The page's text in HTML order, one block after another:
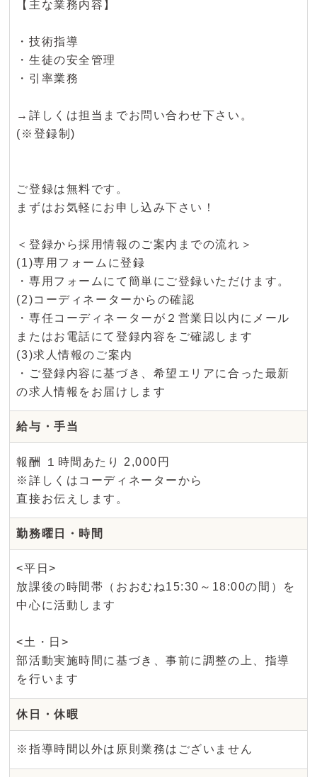
【主な業務内容】
・技術指導
・生徒の安全管理
・引率業務
→詳しくは担当までお問い合わせ下さい。
(※登録制)
ご登録は無料です。
まずはお気軽にお申し込み下さい！
＜登録から採用情報のご案内までの流れ＞
(1)専用フォームに登録
・専用フォームにて簡単にご登録いただけます。
(2)コーディネーターからの確認
・専任コーディネーターが２営業日以内にメール
またはお電話にて登録内容をご確認します
(3)求人情報のご案内
・ご登録内容に基づき、希望エリアに合った最新
の求人情報をお届けします
給与・手当
報酬 １時間あたり 2,000円
※詳しくはコーディネーターから
直接お伝えします。
勤務曜日・時間
<平日>
放課後の時間帯（おおむね15:30～18:00の間）を
中心に活動します
<土・日>
部活動実施時間に基づき、事前に調整の上、指導
を行います
休日・休暇
※指導時間以外は原則業務はございません